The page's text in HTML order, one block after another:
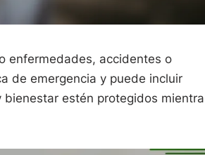
enfermedades, accidentes o
de emergencia y puede incluir
estén protegidos